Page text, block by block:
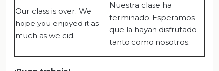
Our class is over. We
hope you enjoyed it as
much as we did.
Nuestra clase ha
terminado. Esperamos
que la hayan disfrutado
tanto como nosotros.